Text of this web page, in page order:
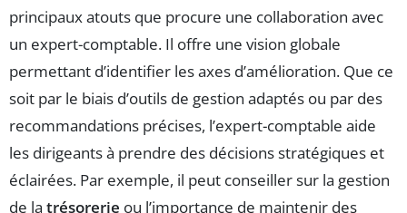
principaux atouts que procure une collaboration avec
un expert-comptable. Il offre une vision globale
permettant d’identifier les axes d’amélioration. Que ce
soit par le biais d’outils de gestion adaptés ou par des
recommandations précises, l’expert-comptable aide
les dirigeants à prendre des décisions stratégiques et
éclairées. Par exemple, il peut conseiller sur la gestion
de la trésorerie ou l’importance de maintenir des